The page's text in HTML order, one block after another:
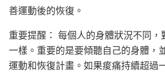
善運動後的恢復。
重要提醒： 每個人的身體狀況不同
一樣。重要的是要傾聽自己的身體，
運動和恢復計畫。如果痠痛持續超過